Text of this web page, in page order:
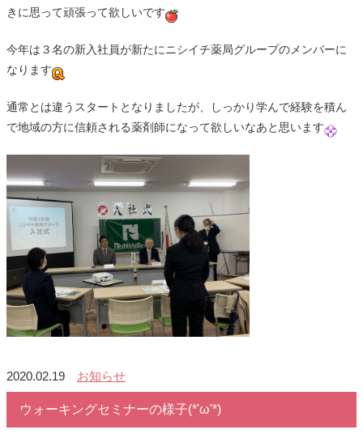
きに思って頑張って欲しいです
今年は３名の新入社員が新たにニシイチ薬局グループのメンバーに
なります
通常とは違うスタートとなりましたが、しっかり学んで経験を積ん
で地域の方に信頼される薬剤師になって欲しいなあと思います
2020.02.19 お知らせ
ウォーキングセミナーの様子(*'ω'*)